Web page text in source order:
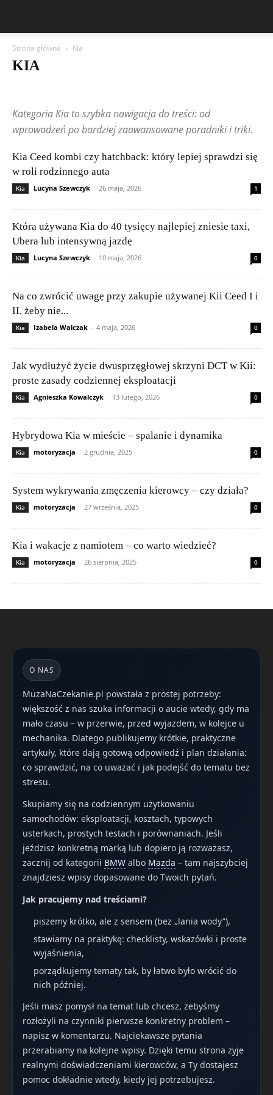
Strona główna Kia
KIA
Ford
Geely Honda Hyundai Jeep Kia
Lamborghini
Lexus
Maserati Mazda Mercedes-Benz Mitsubishi
Nissan
Peugeot
Porsche Renault Skoda
Suzuki
Tesla Toyota Volkswagen (VW) Volvo
Kategoria Kia to szybka nawigacja do treści: od
wprowadzeń po bardziej zaawansowane poradniki i triki.
Kia Ceed kombi czy hatchback: który lepiej sprawdzi się
w roli rodzinnego auta
Kia Lucyna Szewczyk - 26 maja, 2026 1
Która używana Kia do 40 tysięcy najlepiej zniesie taxi,
Ubera lub intensywną jazdę
Kia Lucyna Szewczyk - 10 maja, 2026 0
Na co zwrócić uwagę przy zakupie używanej Kii Ceed I i
II, żeby nie...
Kia Izabela Walczak - 4 maja, 2026 0
Jak wydłużyć życie dwusprzęgłowej skrzyni DCT w Kii:
proste zasady codziennej eksploatacji
Kia Agnieszka Kowalczyk - 13 lutego, 2026 0
Hybrydowa Kia w mieście – spalanie i dynamika
Kia motoryzacja - 2 grudnia, 2025 0
System wykrywania zmęczenia kierowcy – czy działa?
Kia motoryzacja - 27 września, 2025 0
Kia i wakacje z namiotem – co warto wiedzieć?
Kia motoryzacja - 26 sierpnia, 2025 0
O NAS
MuzaNaCzekanie.pl powstała z prostej potrzeby:
większość z nas szuka informacji o aucie wtedy, gdy ma
mało czasu – w przerwie, przed wyjazdem, w kolejce u
mechanika. Dlatego publikujemy krótkie, praktyczne
artykuły, które dają gotową odpowiedź i plan działania:
co sprawdzić, na co uważać i jak podejść do tematu bez
stresu.
Skupiamy się na codziennym użytkowaniu
samochodów: eksploatacji, kosztach, typowych
usterkach, prostych testach i porównaniach. Jeśli
jeździsz konkretną marką lub dopiero ją rozważasz,
zacznij od kategorii BMW albo Mazda – tam najszybciej
znajdziesz wpisy dopasowane do Twoich pytań.
Jak pracujemy nad treściami?
piszemy krótko, ale z sensem (bez „lania wody”),
stawiamy na praktykę: checklisty, wskazówki i proste
wyjaśnienia,
porządkujemy tematy tak, by łatwo było wrócić do
nich później.
Jeśli masz pomysł na temat lub chcesz, żebyśmy
rozłożyli na czynniki pierwsze konkretny problem –
napisz w komentarzu. Najciekawsze pytania
przerabiamy na kolejne wpisy. Dzięki temu strona żyje
realnymi doświadczeniami kierowców, a Ty dostajesz
pomoc dokładnie wtedy, kiedy jej potrzebujesz.